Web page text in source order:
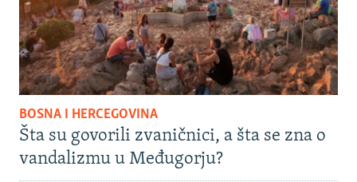
BOSNA I HERCEGOVINA
Šta su govorili zvaničnici, a šta se zna o
vandalizmu u Međugorju?